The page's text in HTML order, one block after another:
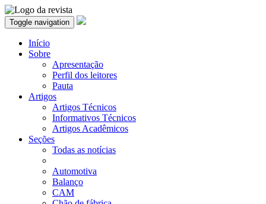
Toggle navigation
Início
Sobre
Apresentação
Perfil dos leitores
Pauta
Artigos
Artigos Técnicos
Informativos Técnicos
Artigos Acadêmicos
Seções
Todas as notícias
Automotiva
Balanço
CAM